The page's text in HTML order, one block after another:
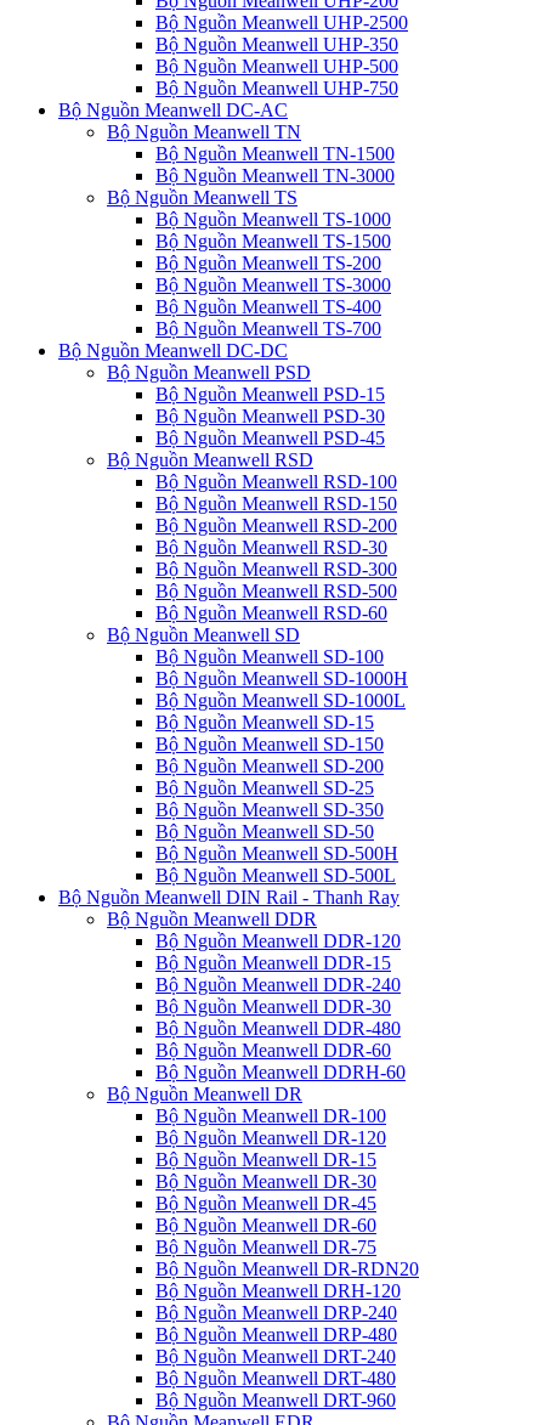
Bộ Nguồn Meanwell UHP-2500
Bộ Nguồn Meanwell UHP-350
Bộ Nguồn Meanwell UHP-500
Bộ Nguồn Meanwell UHP-750
Bộ Nguồn Meanwell DC-AC
Bộ Nguồn Meanwell TN
Bộ Nguồn Meanwell TN-1500
Bộ Nguồn Meanwell TN-3000
Bộ Nguồn Meanwell TS
Bộ Nguồn Meanwell TS-1000
Bộ Nguồn Meanwell TS-1500
Bộ Nguồn Meanwell TS-200
Bộ Nguồn Meanwell TS-3000
Bộ Nguồn Meanwell TS-400
Bộ Nguồn Meanwell TS-700
Bộ Nguồn Meanwell DC-DC
Bộ Nguồn Meanwell PSD
Bộ Nguồn Meanwell PSD-15
Bộ Nguồn Meanwell PSD-30
Bộ Nguồn Meanwell PSD-45
Bộ Nguồn Meanwell RSD
Bộ Nguồn Meanwell RSD-100
Bộ Nguồn Meanwell RSD-150
Bộ Nguồn Meanwell RSD-200
Bộ Nguồn Meanwell RSD-30
Bộ Nguồn Meanwell RSD-300
Bộ Nguồn Meanwell RSD-500
Bộ Nguồn Meanwell RSD-60
Bộ Nguồn Meanwell SD
Bộ Nguồn Meanwell SD-100
Bộ Nguồn Meanwell SD-1000H
Bộ Nguồn Meanwell SD-1000L
Bộ Nguồn Meanwell SD-15
Bộ Nguồn Meanwell SD-150
Bộ Nguồn Meanwell SD-200
Bộ Nguồn Meanwell SD-25
Bộ Nguồn Meanwell SD-350
Bộ Nguồn Meanwell SD-50
Bộ Nguồn Meanwell SD-500H
Bộ Nguồn Meanwell SD-500L
Bộ Nguồn Meanwell DIN Rail - Thanh Ray
Bộ Nguồn Meanwell DDR
Bộ Nguồn Meanwell DDR-120
Bộ Nguồn Meanwell DDR-15
Bộ Nguồn Meanwell DDR-240
Bộ Nguồn Meanwell DDR-30
Bộ Nguồn Meanwell DDR-480
Bộ Nguồn Meanwell DDR-60
Bộ Nguồn Meanwell DDRH-60
Bộ Nguồn Meanwell DR
Bộ Nguồn Meanwell DR-100
Bộ Nguồn Meanwell DR-120
Bộ Nguồn Meanwell DR-15
Bộ Nguồn Meanwell DR-30
Bộ Nguồn Meanwell DR-45
Bộ Nguồn Meanwell DR-60
Bộ Nguồn Meanwell DR-75
Bộ Nguồn Meanwell DR-RDN20
Bộ Nguồn Meanwell DRH-120
Bộ Nguồn Meanwell DRP-240
Bộ Nguồn Meanwell DRP-480
Bộ Nguồn Meanwell DRT-240
Bộ Nguồn Meanwell DRT-480
Bộ Nguồn Meanwell DRT-960